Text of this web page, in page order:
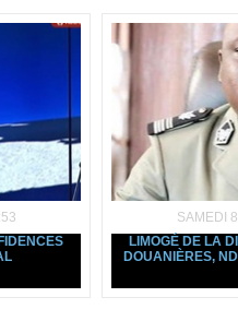
SAMEDI
LIMOGÉ DE LA
DOUANIÈRES,